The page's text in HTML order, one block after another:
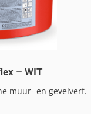
– WIT
muur- en gevelverf.